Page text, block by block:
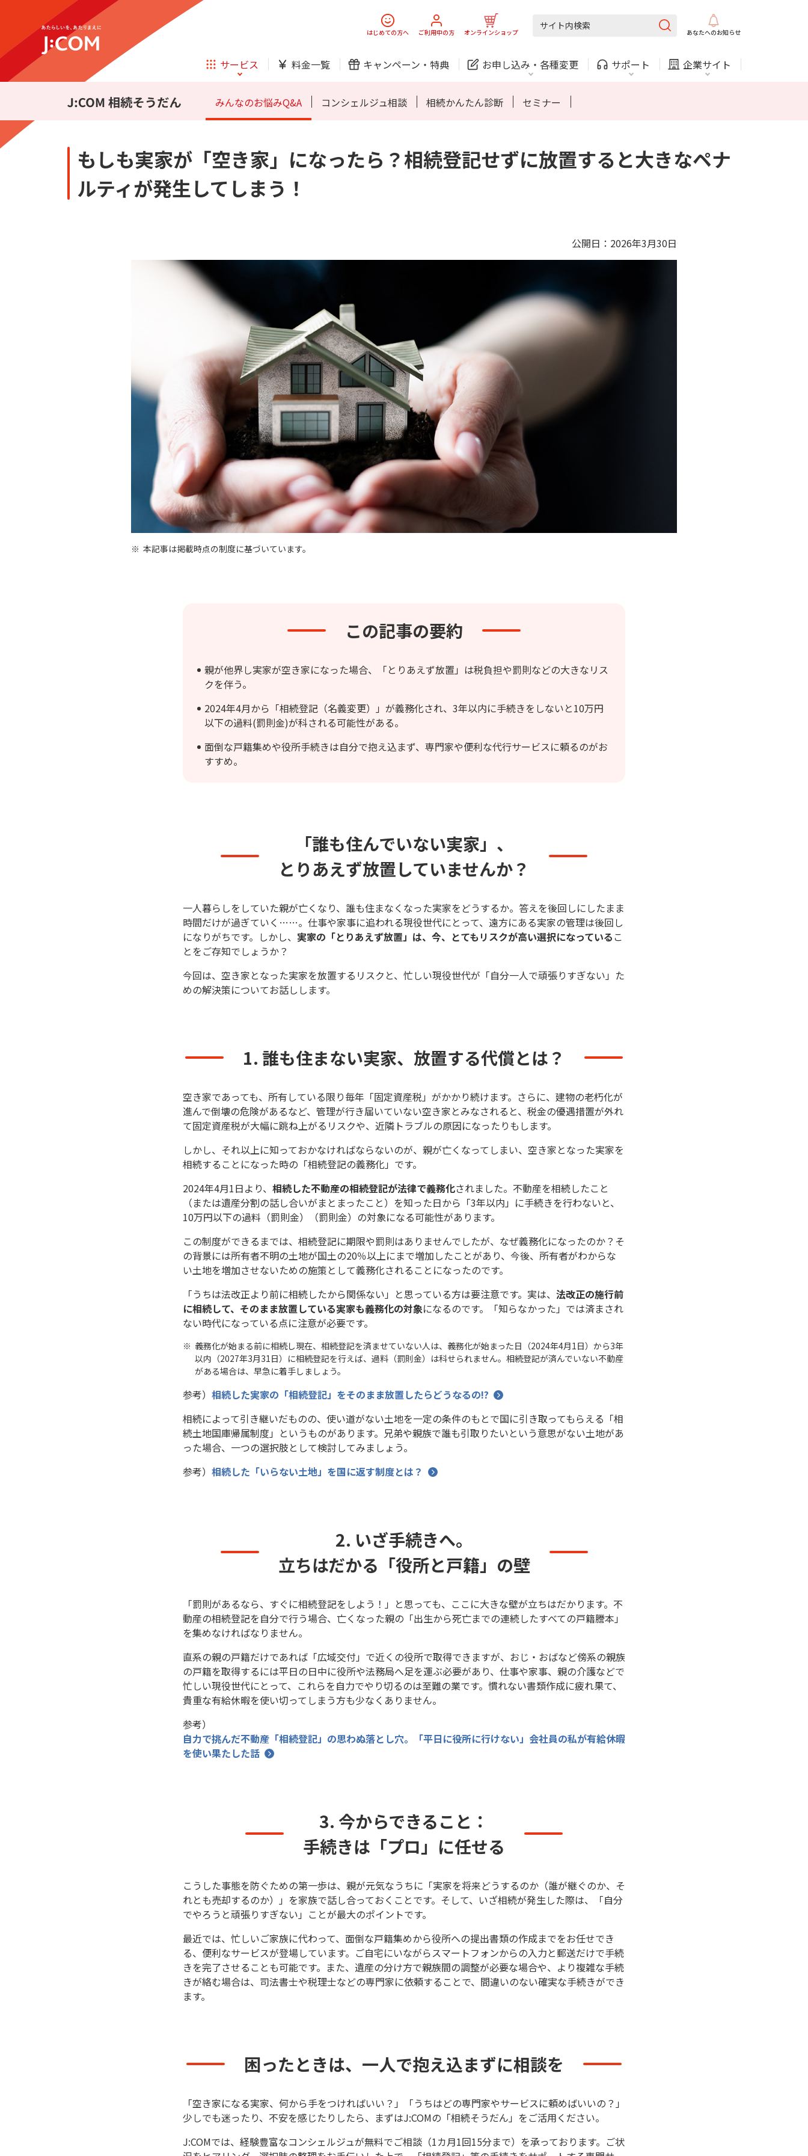
はじめての方へ ご利用中の方 オンラインショップ あなたへのお知らせ
サービス 料金一覧 キャンペーン・ 特典 お申し込み・ 各種変更 サポート 企業サイト
テレビ ネット スマホ でんき 固定電話 ガス
その他サービス
新規ご加入の方 J:COMサービスご利用中の方
あなたにピッタリのプランがすぐわかる
料金シミュレーション 対応エリア・物件をご案内
企業理念 サステナビリティ 中期経営計画 ニュースリリース 会社案内 採用情報
テレビ ネット スマホ でんき 固定電話 ガス
えんかくサポート
おうちサポート
自転車生活サポート
J:COMブックス
障害・メンテナンス情報
各種お手続き
料金・支払い
契約関連
休止・解約
加入特典
みんなのお悩みQ&A コンシェルジュ相談 相続かんたん診断 セミナー
スマホ でんき 固定電話 ガス
もしも実家が「空き家」になったら？相続登記せずに放置すると大きなペナ
ルティが発生してしまう！
公開日：2026年3月30日
本記事は掲載時点の制度に基づいています。
この記事の要約
親が他界し実家が空き家になった場合、「とりあえず放置」は税負担や罰則などの大きなリス
クを伴う。
2024年4月から「相続登記（名義変更）」が義務化され、3年以内に手続きをしないと10万円
以下の過料(罰則金)が科される可能性がある。
面倒な戸籍集めや役所手続きは自分で抱え込まず、専門家や便利な代行サービスに頼るのがお
すすめ。
「誰も住んでいない実家」、
とりあえず放置していませんか？
一人暮らしをしていた親が亡くなり、誰も住まなくなった実家をどうするか。答えを後回しにしたまま
時間だけが過ぎていく……。仕事や家事に追われる現役世代にとって、遠方にある実家の管理は後回し
になりがちです。しかし、 実家の「とりあえず放置」は、今、とてもリスクが高い選択になっている こ
とをご存知でしょうか？
今回は、空き家となった実家を放置するリスクと、忙しい現役世代が「自分一人で頑張りすぎない」た
めの解決策についてお話しします。
1. 誰も住まない実家、放置する代償とは？
空き家であっても、所有している限り毎年「固定資産税」がかかり続けます。さらに、建物の老朽化が
進んで倒壊の危険があるなど、管理が行き届いていない空き家とみなされると、税金の優遇措置が外れ
て固定資産税が大幅に跳ね上がるリスクや、近隣トラブルの原因になったりもします。
しかし、それ以上に知っておかなければならないのが、親が亡くなってしまい、空き家となった実家を
相続することになった時の「相続登記の義務化」です。
2024年4月1日より、 相続した不動産の相続登記が法律で義務化されました。不動産を相続したこと
（または遺産分割の話し合いがまとまったこと）を知った日から「3年以内」に手続きを行わないと、
10万円以下の過料（罰則金）（罰則金）の対象になる可能性があります。
この制度ができるまでは、相続登記に期限や罰則はありませんでしたが、なぜ義務化になったのか？そ
の背景には所有者不明の土地が国土の20％以上にまで増加したことがあり、今後、所有者がわからな
い土地を増加させないための施策として義務化されることになったのです。
「うちは法改正より前に相続したから関係ない」と思っている方は要注意です。実は、 法改正の施行前
に相続して、そのまま放置している実家も義務化の対象になるのです。「知らなかった」では済まされ
ない時代になっている点に注意が必要です。
義務化が始まる前に相続し現在、相続登記を済ませていない人は、義務化が始まった日（2024年4月1日）から3年
以内（2027年3月31日）に相続登記を行えば、過料（罰則金）は科せられません。相続登記が済んでいない不動産
がある場合は、早急に着手しましょう。
参考） 相続した実家の「相続登記」をそのまま放置したらどうなるの!?
相続によって引き継いだものの、使い道がない土地を一定の条件のもとで国に引き取ってもらえる「相
続土地国庫帰属制度」というものがあります。兄弟や親族で誰も引取りたいという意思がない土地があ
った場合、一つの選択肢として検討してみましょう。
参考） 相続した「いらない土地」を国に返す制度とは？
2. いざ手続きへ。
立ちはだかる「役所と戸籍」の壁
「罰則があるなら、すぐに相続登記をしよう！」と思っても、ここに大きな壁が立ちはだかります。不
動産の相続登記を自分で行う場合、亡くなった親の「出生から死亡までの連続したすべての戸籍謄本」
を集めなければなりません。
直系の親の戸籍だけであれば「広域交付」で近くの役所で取得できますが、おじ・おばなど傍系の親族
の戸籍を取得するには平日の日中に役所や法務局へ足を運ぶ必要があり、仕事や家事、親の介護などで
忙しい現役世代にとって、これらを自力でやり切るのは至難の業です。慣れない書類作成に疲れ果て、
貴重な有給休暇を使い切ってしまう方も少なくありません。
参考）
自力で挑んだ不動産「相続登記」の思わぬ落とし穴。「平日に役所に行けない」会社員の私が有給休暇
を使い果たした話
3. 今からできること：
手続きは「プロ」に任せる
こうした事態を防ぐための第一歩は、親が元気なうちに「実家を将来どうするのか（誰が継ぐのか、そ
れとも売却するのか）」を家族で話し合っておくことです。そして、いざ相続が発生した際は、「自分
でやろうと頑張りすぎない」ことが最大のポイントです。
最近では、忙しいご家族に代わって、面倒な戸籍集めから役所への提出書類の作成までをお任せでき
る、便利なサービスが登場しています。ご自宅にいながらスマートフォンからの入力と郵送だけで手続
きを完了させることも可能です。また、遺産の分け方で親族間の調整が必要な場合や、より複雑な手続
きが絡む場合は、司法書士や税理士などの専門家に依頼することで、間違いのない確実な手続きができ
ます。
困ったときは、一人で抱え込まずに相談を
「空き家になる実家、何から手をつければいい？」「うちはどの専門家やサービスに頼めばいいの？」
少しでも迷ったり、不安を感じたりしたら、まずはJ:COMの「相続そうだん」をご活用ください。
J:COMでは、経験豊富なコンシェルジュが無料でご相談（1カ月1回15分まで）を承っております。ご状